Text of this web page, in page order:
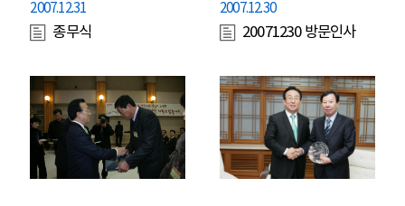
2007.12.31
종무식
2007.12.30
20071230 방문인사